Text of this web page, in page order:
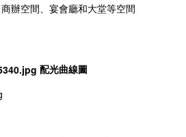
辦空間、宴會廳和大堂等空間
配光曲線圖